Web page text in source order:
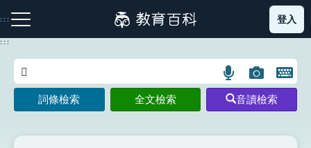
到
主
:::
注音索引圖示 筆畫索引圖示 部首索引表圖示
登入
:::
語
言
搜
圖
片
搜
開
鍵
圖
詞條檢索 全文檢索 音讀檢索